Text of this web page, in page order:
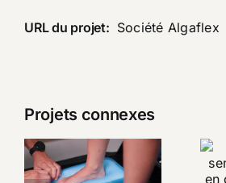
URL du projet: Société Algaflex
Projets connexes
SIDAS –